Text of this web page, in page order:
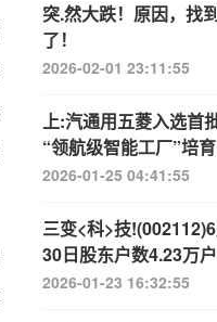
突.然大跌！原因，找
了！
2026-02-01 23:11:55
上:汽通用五菱入选首
“领航级智能工厂”培
单，中国制造业的“五菱
2026-01-25 04:41:55
三变<科>技
30日股东户数4.23万
较上期减少12.32%
2026-01-23 16:32:55